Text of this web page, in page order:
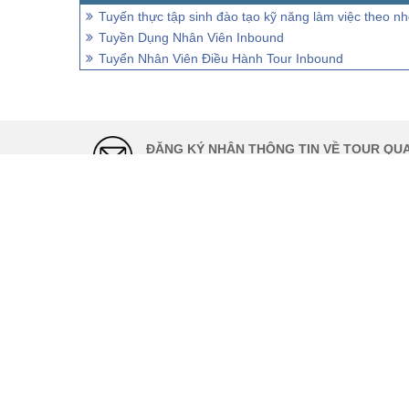
Tuyến thực tập sinh đào tạo kỹ năng làm việc theo
Tuyền Dụng Nhân Viên Inbound
Tuyển Nhân Viên Điều Hành Tour Inbound
ĐĂNG KÝ NHẬN THÔNG TIN VỀ TOUR